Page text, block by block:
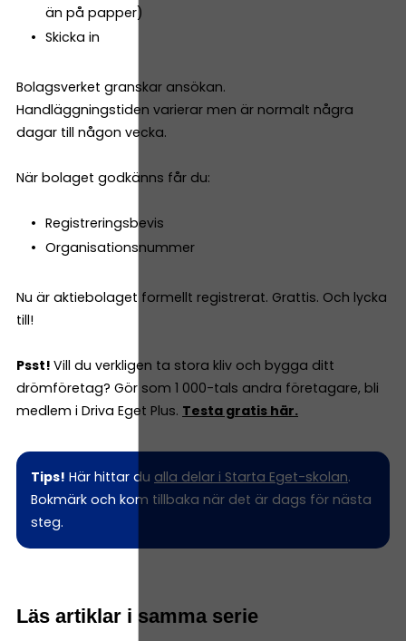
än på papper)
Skicka in
Bolagsverket granskar ansökan.
Handläggningstiden varierar men är normalt några
dagar till någon vecka.
När bolaget godkänns får du:
Registreringsbevis
Organisationsnummer
Nu är aktiebolaget formellt registrerat. Grattis. Och lycka
till!
Psst! Vill du verkligen ta stora kliv och bygga ditt
drömföretag? Gör som 1 000-tals andra företagare, bli
medlem i Driva Eget Plus. Testa gratis här.
Tips! Här hittar du alla delar i Starta Eget-skolan.
Bokmärk och kom tillbaka när det är dags för nästa
steg.
Läs artiklar i samma serie